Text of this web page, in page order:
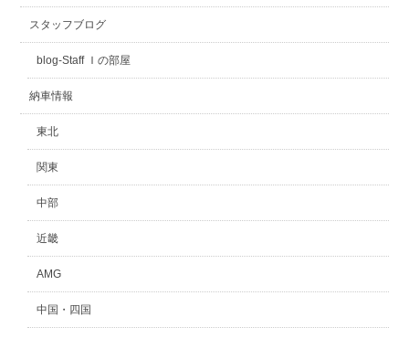
スタッフブログ
blog-Staff Ｉの部屋
納車情報
東北
関東
中部
近畿
AMG
中国・四国